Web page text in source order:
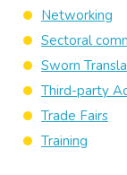
Networking
Sectoral
Sworn
Third-party
Trade Fairs
Training